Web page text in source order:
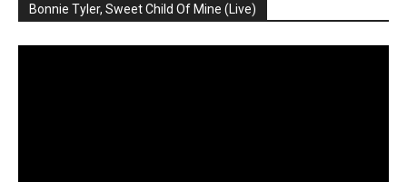
Bonnie Tyler, Sweet Child Of Mine (Live)